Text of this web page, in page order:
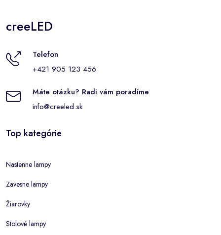
creeLED
Telefon
+421 905 123 456
Máte otázku? Radi vám poradíme
info@creeled.sk
Top kategórie
Nastenne lampy
Zavesne lampy
Žiarovky
Stolové lampy